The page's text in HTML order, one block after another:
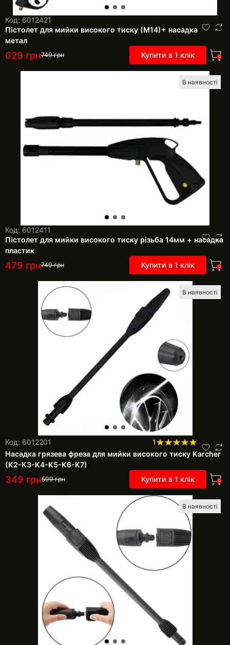
Код: 6012421
Пістолет для мийки високого тиску (М14)+ насадка
метал
629 грн749грн Купити в 1 клік 0
В наявності
Код: 6012411
Пістолет для мийки високого тиску різьба 14мм + насадка
пластик
479 грн749грн Купити в 1 клік 0
В наявності
Код: 6012201
1
Насадка грязева фреза для мийки високого тиску Karcher
(K2-K3-K4-K5-K6-K7)
349 грн599грн Купити в 1 клік 0
В наявності